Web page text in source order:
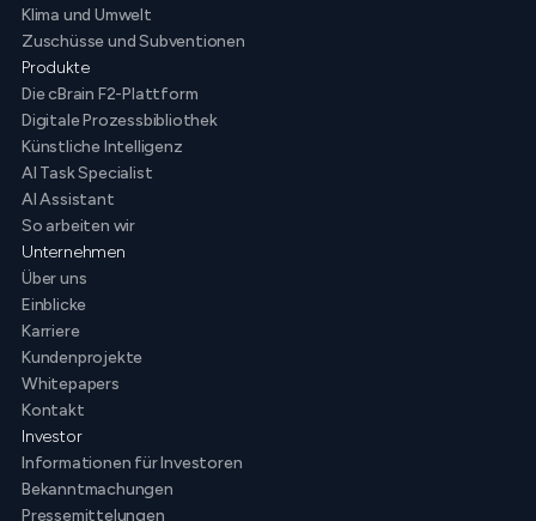
Klima und Umwelt
Zuschüsse und Subventionen
Produkte
Die cBrain F2-Plattform
Digitale Prozessbibliothek
Künstliche Intelligenz
AI Task Specialist
AI Assistant
So arbeiten wir
Unternehmen
Über uns
Einblicke
Karriere
Kundenprojekte
Whitepapers
Kontakt
Investor
Informationen für Investoren
Bekanntmachungen
Pressemittelungen